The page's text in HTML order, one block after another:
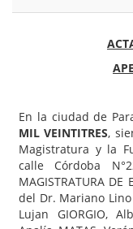
En la ciudad de
MIL VEINTITRES,
Magistratura y la
calle Córdoba
MAGISTRATURA
del Dr. Mariano Lino
Lujan GIORGIO,